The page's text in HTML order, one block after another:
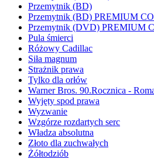
Przemytnik (BD)
Przemytnik (BD) PREMIUM
Przemytnik (DVD) PREMIUM
Pula śmierci
Różowy Cadillac
Siła magnum
Strażnik prawa
Tylko dla orłów
Warner Bros. 90.Rocznica -
Wyjęty spod prawa
Wyzwanie
Wzgórze rozdartych serc
Władza absolutna
Złoto dla zuchwałych
Żółtodziób